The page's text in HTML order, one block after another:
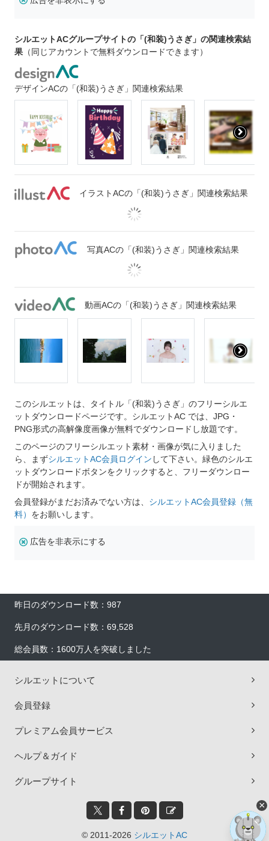
シルエットACグループサイトの「(和装)うさぎ」の関連検索結
果 （同じアカウントで無料ダウンロードできます）
デザインACの「(和装)うさぎ」関連検索結果
イラストACの「(和装)うさぎ」関連検索結果
写真ACの「(和装)うさぎ」関連検索結果
動画ACの「(和装)うさぎ」関連検索結果
このシルエットは、タイトル「(和装)うさぎ」のフリーシルエ
ットダウンロードページです。シルエットAC では、JPG・
PNG形式の高解像度画像が無料でダウンロードし放題です。
このページのフリーシルエット素材・画像が気に入りました
ら、まずシルエットAC会員ログイン して下さい。緑色のシルエ
ットダウンロードボタンをクリックすると、フリーダウンロー
ドが開始されます。
会員登録がまだお済みでない方は、 シルエットAC会員登録（無
料） をお願いします。
広告を非表示にする
昨日のダウンロード数：987
先月のダウンロード数：69,528
総会員数：1600万人を突破しました
シルエットについて
会員登録
プレミアム会員サービス
ヘルプ＆ガイド
グループサイト
© 2011-2026 シルエットAC
×